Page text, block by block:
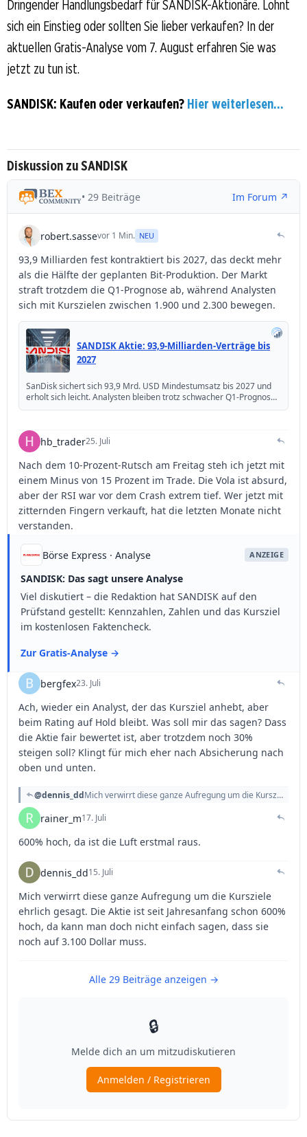
Dringender Handlungsbedarf für SANDISK-Aktionäre. Lohnt
sich ein Einstieg oder sollten Sie lieber verkaufen? In der
aktuellen Gratis-Analyse vom 7. August erfahren Sie was
jetzt zu tun ist.
SANDISK: Kaufen oder verkaufen? Hier weiterlesen...
Diskussion zu SANDISK